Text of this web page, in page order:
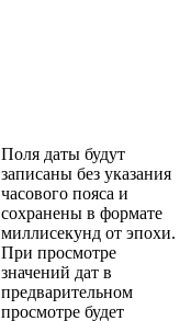
Поля даты будут
записаны без указания
часового пояса и
сохранены в формате
миллисекунд от эпохи.
При просмотре
значений дат в
предварительном
просмотре будет